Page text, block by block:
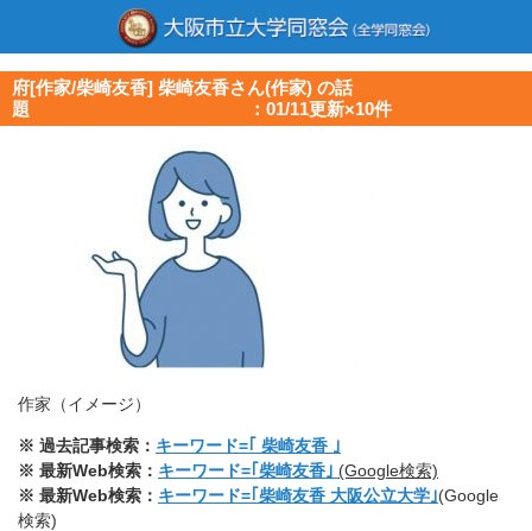
府[作家/柴崎友香] 柴崎友香さん(作家) の話
題 ：01/11更新×10件
作家（イメージ）
※ 過去記事検索： キーワード=｢ 柴崎友香 ｣
※ 最新Web検索： キーワード=｢柴崎友香｣ (Google検索)
※ 最新Web検索： キーワード=｢柴崎友香 大阪公立大学｣(Google
検索)